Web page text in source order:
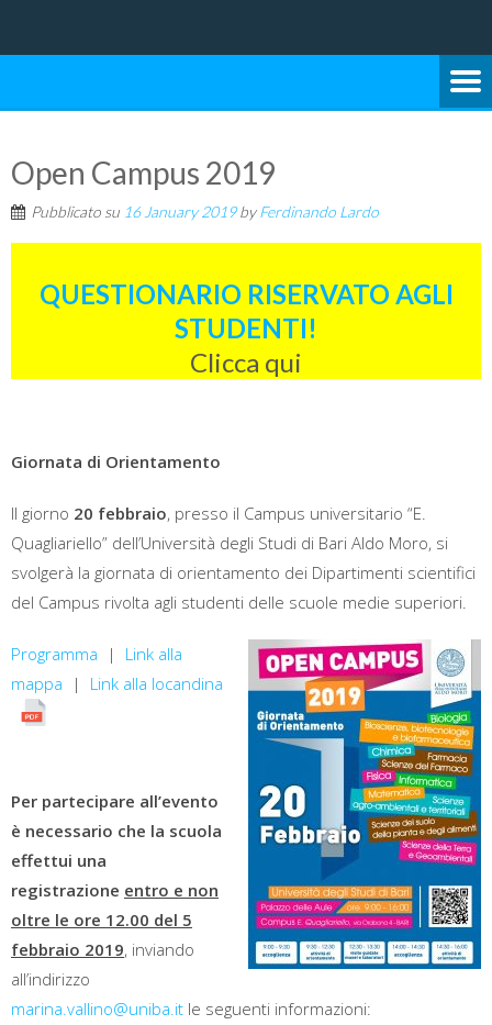
SCUOLA DI SCIENZE E
Open Campus 2019
Pubblicato su 16 January 2019byFerdinando Lardo
QUESTIONARIO RISERVATO AGLI
STUDENTI!
Clicca qui
Giornata di Orientamento
Il giorno 20 febbraio, presso il Campus universitario “E.
Quagliariello” dell’Università degli Studi di Bari Aldo Moro, si
svolgerà la giornata di orientamento dei Dipartimenti scientifici
del Campus rivolta agli studenti delle scuole medie superiori.
Programma | Link alla
mappa | Link alla locandina
Per partecipare all’evento
è necessario che la scuola
effettui una
registrazione entro e non
oltre le ore 12.00 del 5
febbraio 2019, inviando
all’indirizzo
marina.vallino@uniba.it le seguenti informazioni: